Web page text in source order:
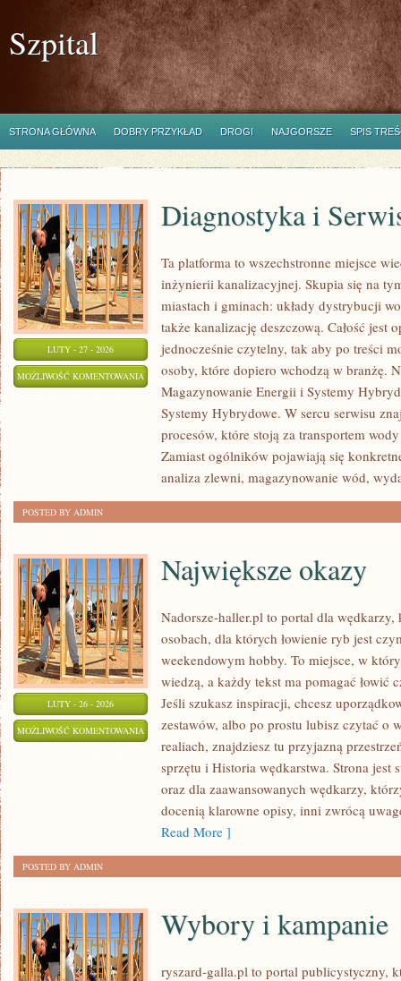
Szpital
STRONA GŁÓWNA DOBRY PRZYKŁAD DROGI NAJGORSZE SPIS
LUTY - 27 - 2026
MOŻLIWOŚĆ KOMENTOWANIA DIAGNOSTYKA
SERWIS
Diagnostyka i
Ta platforma to wszechstronne miejsce
inżynierii kanalizacyjnej. Skupia się na
miastach i gminach: układy dystrybucji
także kanalizację deszczową. Całość jest
jednocześnie czytelny, tak aby po treści
osoby, które dopiero wchodzą w branżę.
Magazynowanie Energii i Systemy
Systemy Hybrydowe. W sercu serwisu
procesów, które stoją za transportem
Zamiast ogólników pojawiają się
analiza zlewni, magazynowanie wód,
POSTED BY ADMIN
LUTY - 26 - 2026
MOŻLIWOŚĆ KOMENTOWANIA NAJWIĘKSZE
OKAZY
Największe okazy
Nadorsze-haller.pl to portal dla wędkarzy,
osobach, dla których łowienie ryb jest
weekendowym hobby. To miejsce, w
wiedzą, a każdy tekst ma pomagać łowić
Jeśli szukasz inspiracji, chcesz
zestawów, albo po prostu lubisz czytać o
realiach, znajdziesz tu przyjazną
sprzętu i Historia wędkarstwa. Strona jest
oraz dla zaawansowanych wędkarzy,
docenią klarowne opisy, inni zwrócą
Read More ]
POSTED BY ADMIN
Wybory i kampanie
ryszard-galla.pl to portal publicystyczny,